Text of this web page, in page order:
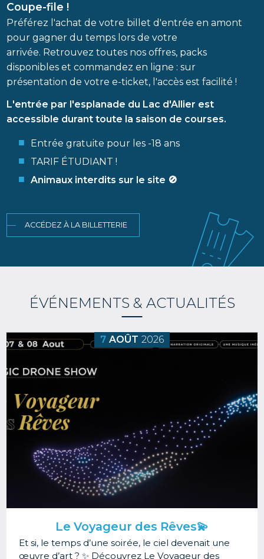
Coupe-file !
Préférez l'achat de votre billet d'entrée en amont
pour gagner du temps lors de votre
arrivée. Retrouvez toutes nos offres, packs
disponibles et commandez en ligne : sur
présentation de votre e-ticket, l'accès est facilité !
L'entrée par l'esplanade du Lac d'Allier est
accessible durant toute la saison de courses.
Entrée gratuite pour les -18 ans
TARIF ÉTUDIANT !
Animaux interdits sur le site 🚫
ACCÉDEZ À LA BILLETTERIE
ÉVÉNEMENTS & ACTUALITÉS
Image
Le Voyageur des Rêves💫
Et si, le temps d’une soirée, le ciel devenait une
œuvre d’art ? ✨ Découvrez Le Voyageur des
7 AOÛT 2026